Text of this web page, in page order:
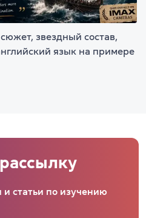
звездный состав,
язык на примере
статьи по изучению